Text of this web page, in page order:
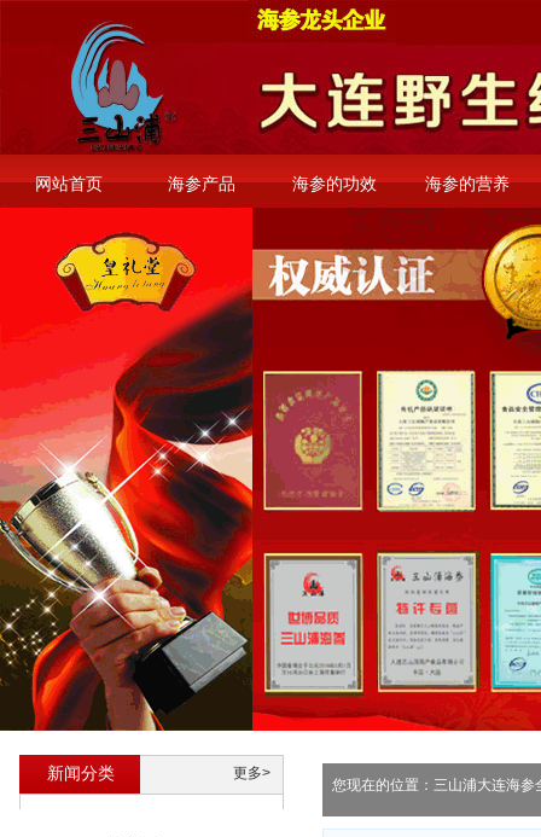
网站首页 海参产品 海参的功效 海参的营养
您现在的位置： 三山浦大连海参
新闻分类 更多>